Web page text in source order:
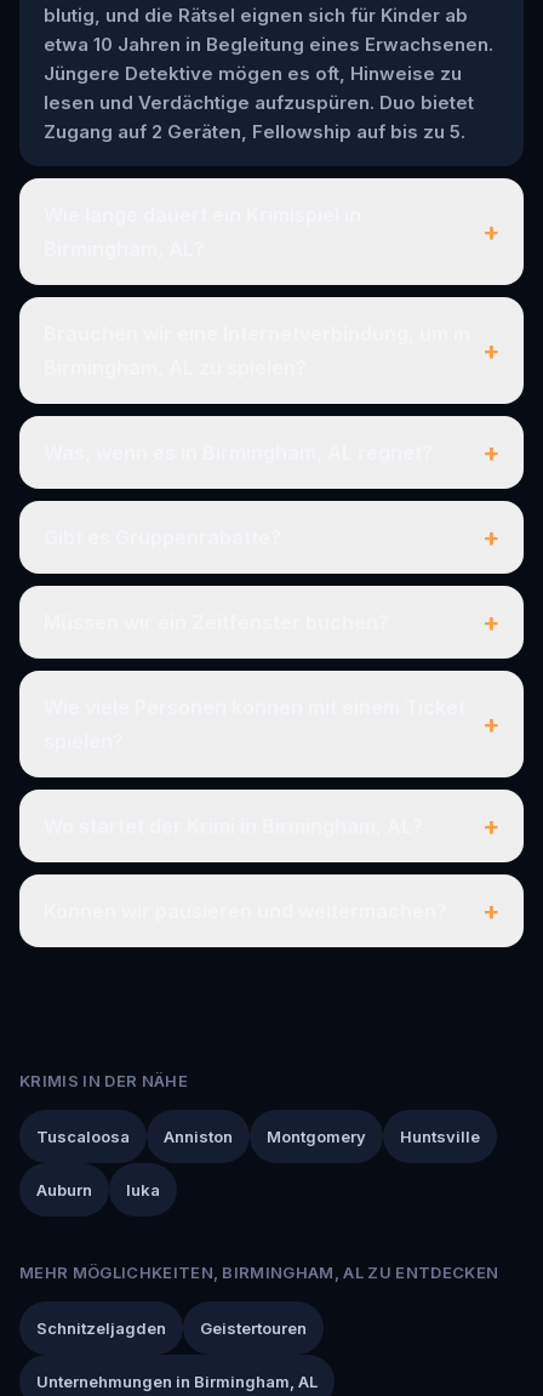
blutig, und die Rätsel eignen sich für Kinder ab
etwa 10 Jahren in Begleitung eines Erwachsenen.
Jüngere Detektive mögen es oft, Hinweise zu
lesen und Verdächtige aufzuspüren. Duo bietet
Zugang auf 2 Geräten, Fellowship auf bis zu 5.
+
+
+
+
+
+
+
+
KRIMIS IN DER NÄHE
Tuscaloosa Anniston Montgomery Huntsville
Auburn Iuka
MEHR MÖGLICHKEITEN, BIRMINGHAM, AL ZU ENTDECKEN
Schnitzeljagden Geistertouren
Unternehmungen in Birmingham, AL